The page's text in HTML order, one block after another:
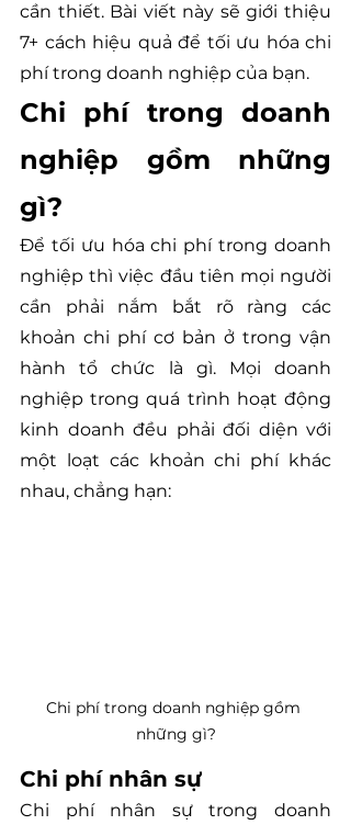
cần thiết. Bài viết này sẽ giới thiệu
7+ cách hiệu quả để tối ưu hóa chi
phí trong doanh nghiệp của bạn.
Chi phí trong doanh
nghiệp gồm những
gì?
Để tối ưu hóa chi phí trong doanh
nghiệp thì việc đầu tiên mọi người
cần phải nắm bắt rõ ràng các
khoản chi phí cơ bản ở trong vận
hành tổ chức là gì. Mọi doanh
nghiệp trong quá trình hoạt động
kinh doanh đều phải đối diện với
một loạt các khoản chi phí khác
nhau, chẳng hạn:
Chi phí trong doanh nghiệp gồm
những gì?
Chi phí nhân sự
Chi phí nhân sự trong doanh